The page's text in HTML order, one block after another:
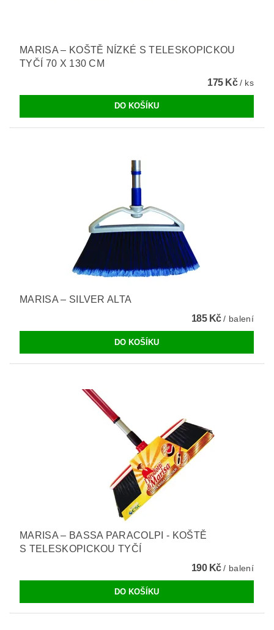
MARISA – KOŠTĚ NÍZKÉ S TELESKOPICKOU
TYČÍ 70 X 130 CM
175 Kč/ ks
MARISA – SILVER ALTA
185 Kč/ balení
MARISA – BASSA PARACOLPI - KOŠTĚ
S TELESKOPICKOU TYČÍ
190 Kč/ balení